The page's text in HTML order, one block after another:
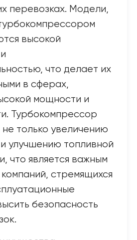
перевозках. Модели,
высокой
что делает их
в сферах,
мощности и
Турбокомпрессор
только увеличению
улучшению топливной
что является важным
стремящихся
безопасность